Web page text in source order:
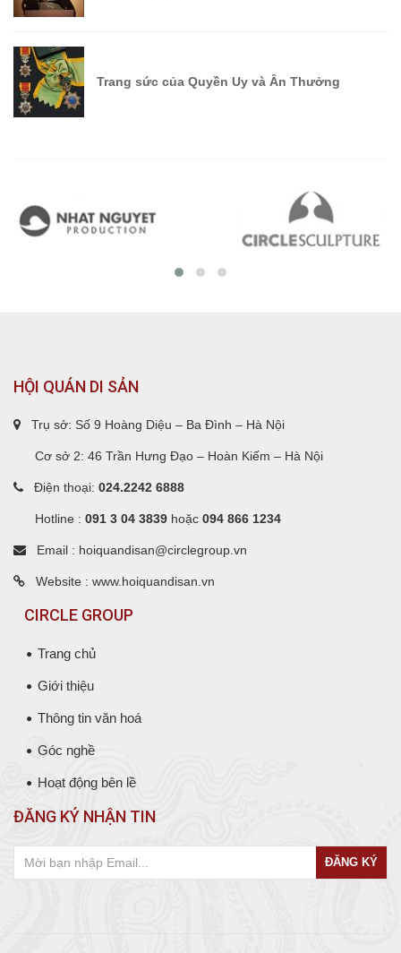
Trang sức của Quyền Uy và Ân Thưởng
HỘI QUÁN DI SẢN
Trụ sở: Số 9 Hoàng Diệu – Ba Đình – Hà Nội
Cơ sở 2: 46 Trần Hưng Đạo – Hoàn Kiếm – Hà Nội
Điện thoại: 024.2242 6888
Hotline : 091 3 04 3839 hoặc 094 866 1234
Email : hoiquandisan@circlegroup.vn
Website : www.hoiquandisan.vn
CIRCLE GROUP
Trang chủ
Giới thiệu
Thông tin văn hoá
Góc nghề
Hoạt động bên lề
ĐĂNG KÝ NHẬN TIN